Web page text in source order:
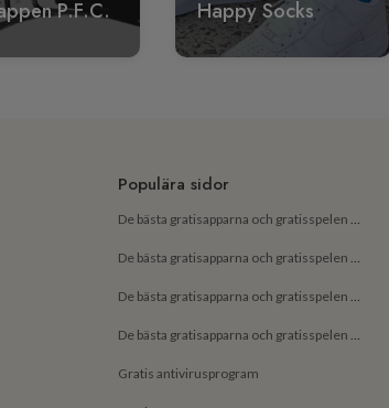
P.F.C.
Happy Socks
Populära sidor
De bästa gratisapparna och gratisspelen på Android för små barn
De bästa gratisapparna och gratisspelen på Android för barn
De bästa gratisapparna och gratisspelen på iPhone för små barn
De bästa gratisapparna och gratisspelen på iPhone för barn
Gratis antivirusprogram